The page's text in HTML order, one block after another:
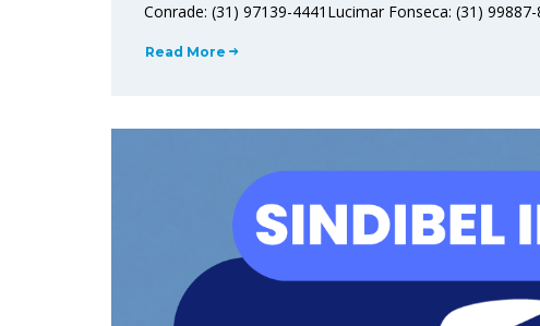
Conrade: (31) 97139-4441Lucimar Fonseca: (31)
Read More